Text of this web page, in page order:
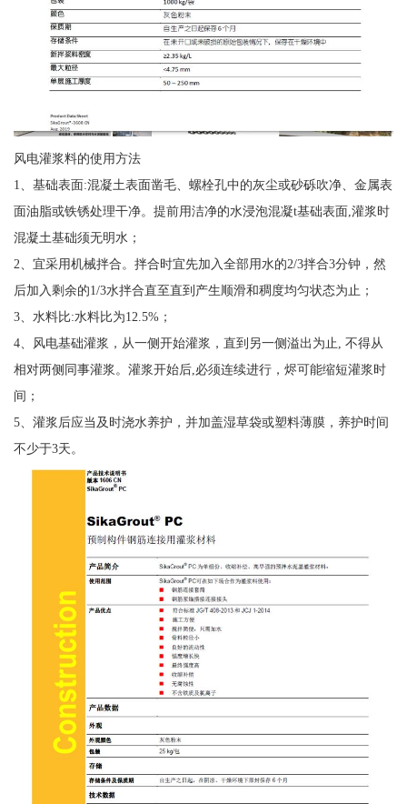
风电灌浆料的使用方法
1、基础表面:混凝土表面凿毛、螺栓孔中的灰尘或砂砾吹净、金属表
面油脂或铁锈处理干净。提前用洁净的水浸泡混凝t基础表面,灌浆时
混凝土基础须无明水；
2、宜采用机械拌合。拌合时宜先加入全部用水的2/3拌合3分钟，然
后加入剩余的1/3水拌合直至直到产生顺滑和稠度均匀状态为止；
3、水料比:水料比为12.5%；
4、风电基础灌浆，从一侧开始灌浆，直到另一侧溢出为止, 不得从
相对两侧同事灌浆。灌浆开始后,必须连续进行，烬可能缩短灌浆时
间；
5、灌浆后应当及时浇水养护，并加盖湿草袋或塑料薄膜，养护时间
不少于3天。